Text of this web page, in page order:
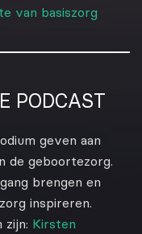
van basiszorg
PODCAST
geven aan
de geboortezorg.
brengen en
inspireren.
zijn: Kirsten